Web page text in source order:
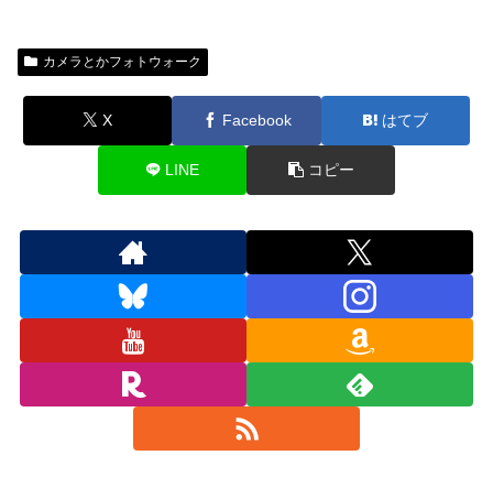
カメラとかフォトウォーク
X Facebook はてブ
LINE コピー